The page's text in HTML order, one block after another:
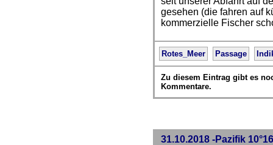
gesehen (die fahren auf
kommerzielle Fischer
Rotes_Meer Passage
Zu diesem Eintrag gibt es
Kommentare.
31.10.2018 -Pazifik